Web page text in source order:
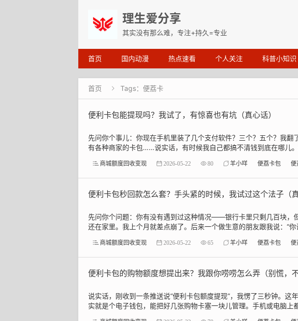
理生爱分享
其实没有那么难，专注+持久=专业
首页 国内动漫 热点速看 个人关注 科普小知识
首页  Tags：便荔卡
便利卡包能提现吗？我试了，有惊喜也有坑（真心话）
先问你个事儿：你现在手机里装了几个支付软件？三个？五个？我
有各种商家的卡包……说实话，有时候我自己都搞不清钱到底在哪儿
商城额度回收变现 2026-05-22 80 羊小咩 便荔卡包 便
便利卡包秒回款怎么套？手头紧的时候，我试过这个法子（真
先问你个问题：你有没有遇到过这种情况——银行卡里只剩几百块，
还在家里。我上个月就差点崩了。后来一个做生意的朋友跟我说：“
商城额度回收变现 2026-05-22 65 羊小咩 便荔卡包 便
便利卡包的购物额度想提出来？我跟你唠唠怎么弄（别慌，不
说实话，刚收到一条推送说“便利卡包额度提现”，我愣了三秒钟。
实就是个电子钱包，能把好几张购物卡塞一块儿管理。手机或电脑上